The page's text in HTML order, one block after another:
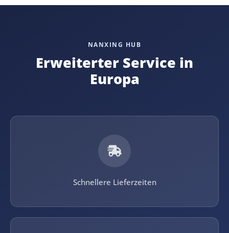
NANXING HUB
Erweiterter Service in
Europa
Schnellere Lieferzeiten